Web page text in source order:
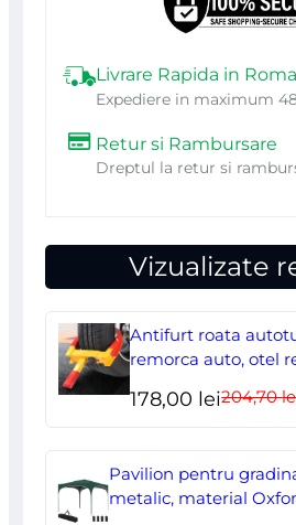
Livrare Rapida in
Expediere in maximum
Retur si Rambursare
Dreptul la retur si
Vizualizate
Antifurt roata
remorca auto, otel
204,70
178,00 lei
Pavilion pentru
metalic, material